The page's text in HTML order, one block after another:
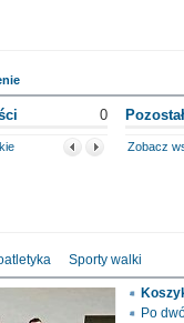
0
Zobacz
Sporty walki
Po